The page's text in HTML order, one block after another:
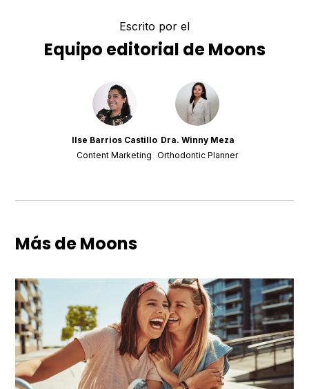
Escrito por el
Equipo editorial de Moons
Ilse Barrios Castillo
Content Marketing
Dra. Winny Meza
Orthodontic Planner
Más de Moons